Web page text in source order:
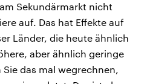
Sekundärmarkt nicht
auf. Das hat Effekte auf
Länder, die heute ähnlich
aber ähnlich geringe
das mal wegrechnen,